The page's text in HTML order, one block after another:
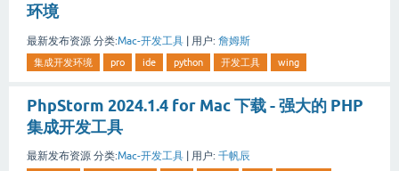
环境
最新发布资源 分类:Mac-开发工具 | 用户: 詹姆斯
集成开发环境 pro ide python 开发工具 wing
PhpStorm 2024.1.4 for Mac 下载 - 强大的 PHP
集成开发工具
最新发布资源 分类:Mac-开发工具 用户: 千帆辰